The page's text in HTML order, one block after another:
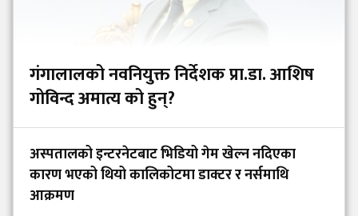
गंगालालको नवनियुक्त निर्देशक प्रा.डा. आशिष
गोविन्द अमात्य को हुन्?
अस्पतालको इन्टरनेटबाट भिडियो गेम खेल्न नदिएका
कारण भएको थियो कालिकोटमा डाक्टर र नर्समाथि
आक्रमण